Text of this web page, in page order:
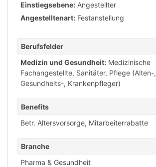
Einstiegsebene: Angestellter
Angestelltenart: Festanstellung
Berufsfelder
Medizin und Gesundheit: Medizinische
Fachangestellte, Sanitäter, Pflege (Alten-,
Gesundheits-, Krankenpfleger)
Benefits
Betr. Altersvorsorge, Mitarbeiterrabatte
Branche
Pharma & Gesundheit